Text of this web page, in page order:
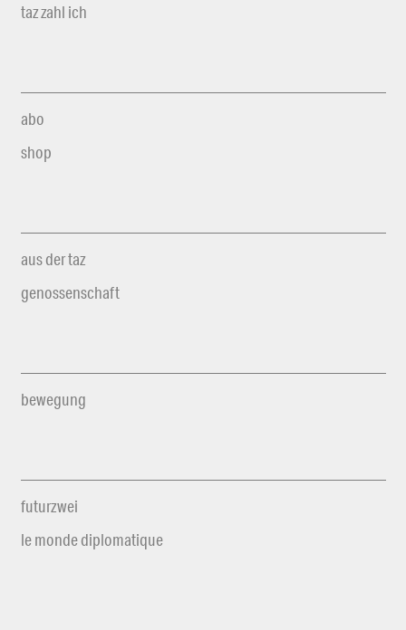
taz zahl ich
abo
shop
aus der taz
genossenschaft
bewegung
futurzwei
le monde diplomatique